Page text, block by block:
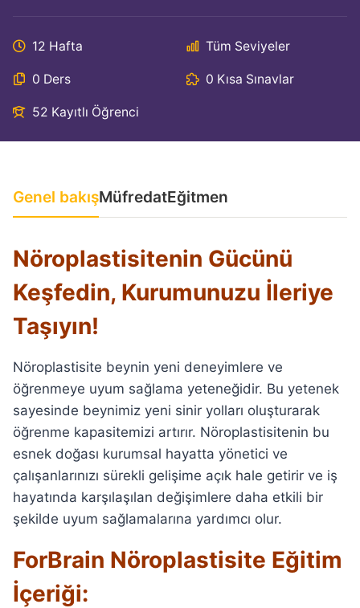
12 Hafta Tüm Seviyeler
0 Ders 0 Kısa Sınavlar
52 Kayıtlı Öğrenci
Genel bakışMüfredatEğitmen
Nöroplastisitenin Gücünü
Keşfedin, Kurumunuzu İleriye
Taşıyın!
Nöroplastisite beynin yeni deneyimlere ve
öğrenmeye uyum sağlama yeteneğidir. Bu yetenek
sayesinde beynimiz yeni sinir yolları oluşturarak
öğrenme kapasitemizi artırır. Nöroplastisitenin bu
esnek doğası kurumsal hayatta yönetici ve
çalışanlarınızı sürekli gelişime açık hale getirir ve iş
hayatında karşılaşılan değişimlere daha etkili bir
şekilde uyum sağlamalarına yardımcı olur.
ForBrain Nöroplastisite Eğitim
İçeriği: